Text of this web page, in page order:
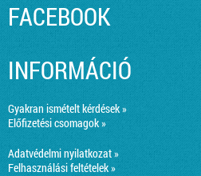
FACEBOOK
INFORMÁCIÓ
Gyakran ismételt kérdések »
Előfizetési csomagok »
Adatvédelmi nyilatkozat »
Felhasználási feltételek »